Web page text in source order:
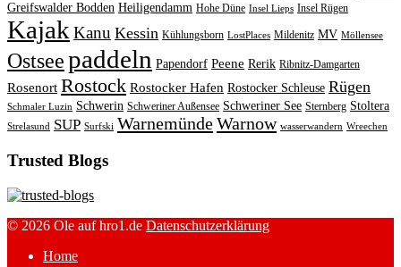
Greifswalder Bodden Heiligendamm Hohe Düne Insel Lieps Insel Rügen
Kajak Kanu Kessin Kühlungsborn LostPlaces Mildenitz MV Möllensee
Ostseepaddeln Papendorf Peene Rerik Ribnitz-Damgarten
Rosenort Rostock Rostocker Hafen Rostocker Schleuse Rügen
Schmaler Luzin Schwerin Schweriner Außensee Schweriner See Sternberg Stoltera
Strelasund SUP Surfski WarnemündeWarnow wasserwandern Wreechen
Trusted Blogs
© 2026 Ole auf hro1.de Datenschutzerklärung
Home